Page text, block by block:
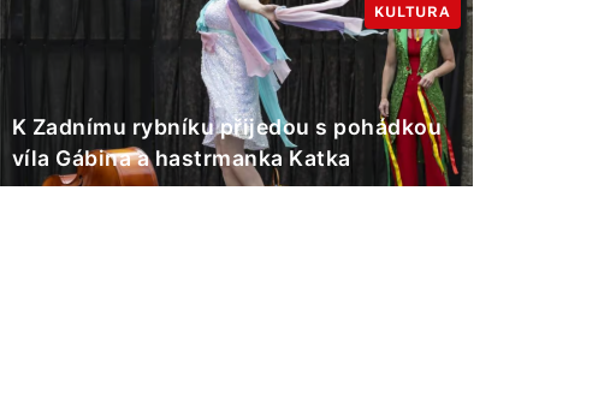
K Zadnímu rybníku přijedou s pohádkou
víla Gábina a hastrmanka Katka
KULTURA